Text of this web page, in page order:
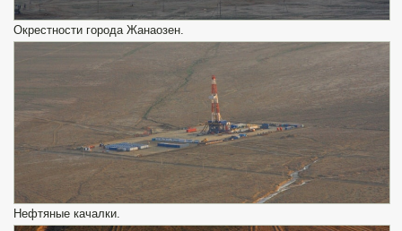
Окрестности города Жанаозен.
Нефтяные качалки.